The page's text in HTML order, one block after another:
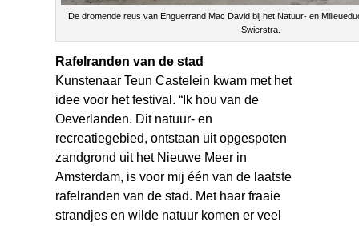
De dromende reus van Enguerrand Mac David bij het Natuur- en
Swierstra.
Rafelranden van de stad
Kunstenaar Teun Castelein kwam met het
idee voor het festival. “Ik hou van de
Oeverlanden. Dit natuur- en
recreatiegebied, ontstaan uit opgespoten
zandgrond uit het Nieuwe Meer in
Amsterdam, is voor mij één van de laatste
rafelranden van de stad. Met haar fraaie
strandjes en wilde natuur komen er veel